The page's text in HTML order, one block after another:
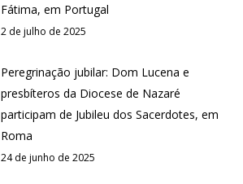
Fátima, em Portugal
2 de julho de 2025
Peregrinação jubilar: Dom Lucena e
presbíteros da Diocese de Nazaré
participam de Jubileu dos Sacerdotes, em
Roma
24 de junho de 2025